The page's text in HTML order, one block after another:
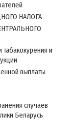
НАЛОГА
табакокурения и
выплаты
случаев
Беларусь